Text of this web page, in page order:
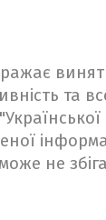
та
не